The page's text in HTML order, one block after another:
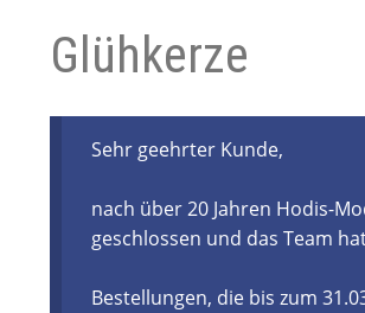
Elektro- und Elektronikgeräte
Glühkerze
Sehr geehrter Kunde,
nach über 20 Jahren Hodis-
geschlossen und das Team
Bestellungen, die bis zum